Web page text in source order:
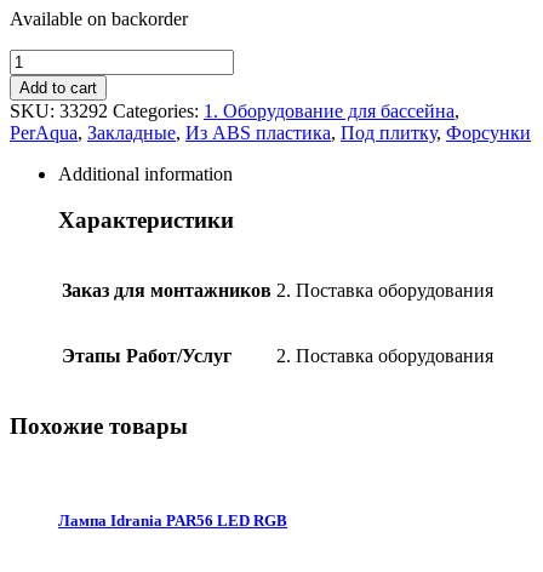
Available on backorder
Форсунка
возврата
воды
донная
Peraqua
Ocean,
плитку
PerAqua
Add to cart
SKU: 33292 Categories: 1. Оборудование для бассейна,
PerAqua, Закладные, Из ABS пластика, Под плитку, Форсунки
Additional information
Характеристики
Заказ для монтажников 2. Поставка оборудования
Этапы Работ/Услуг 2. Поставка оборудования
Похожие товары
Лампа Idrania PAR56 LED RGB